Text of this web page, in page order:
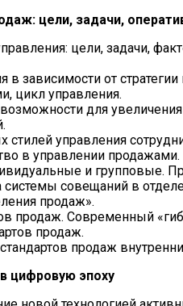
цели, задачи,
цели, задачи,
в зависимости от
цикл управления.
для увеличения
стилей управления
в управлении продажами.
и групповые.
системы совещаний в
продаж».
продаж. Современный
продаж.
продаж
цифровую эпоху